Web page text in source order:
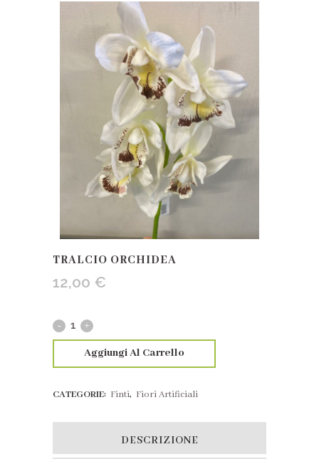
TRALCIO ORCHIDEA
12,00 €
Aggiungi Al Carrello
CATEGORIE: Finti, Fiori Artificiali
DESCRIZIONE